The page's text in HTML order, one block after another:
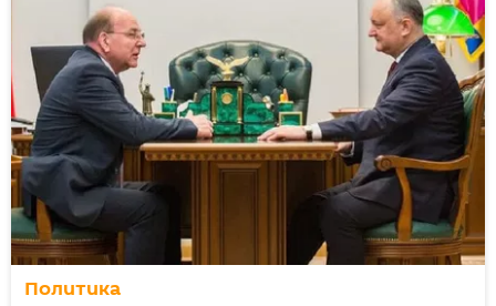
Политика